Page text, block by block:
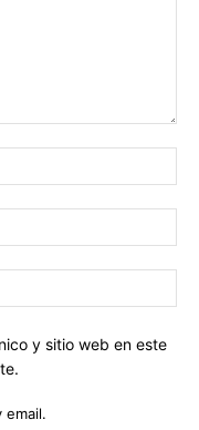
y sitio web en este